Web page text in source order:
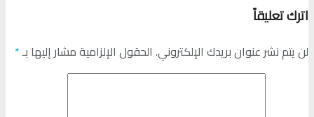
اترك تعليقاً
لن يتم نشر عنوان بريدك الإلكتروني. الحقول الإلزامية مشار إليها بـ*